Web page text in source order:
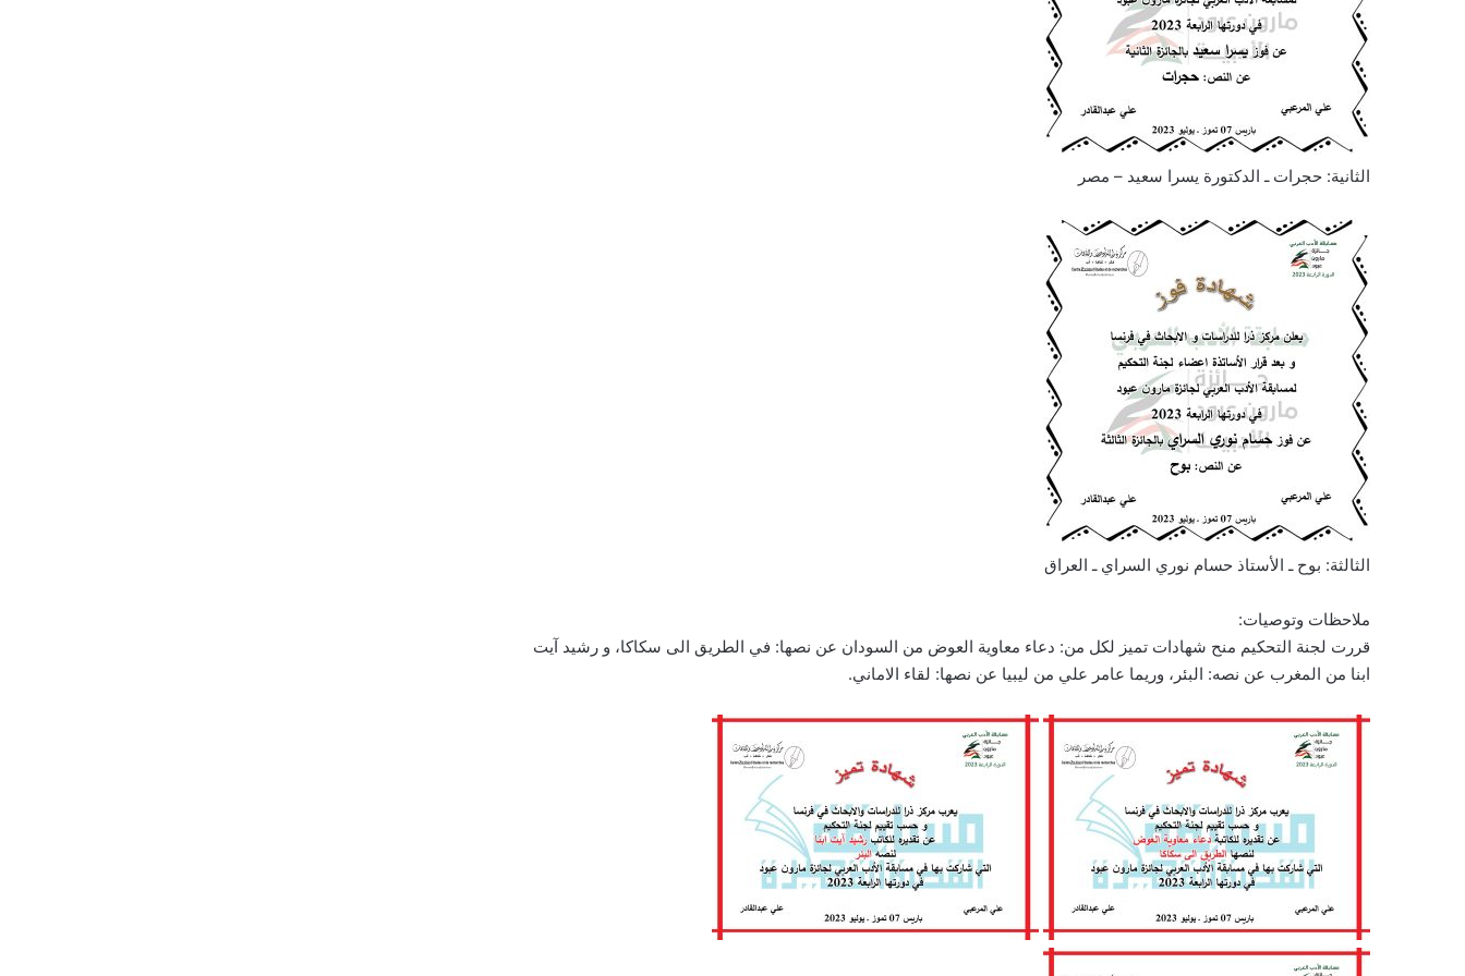
الثانية: حجرات ـ الدكتورة يسرا سعيد – مصر
الثالثة: بوح ـ الأستاذ حسام نوري السراي ـ العراق
ملاحظات وتوصيات:
قررت لجنة التحكيم منح شهادات تميز لكل من: دعاء معاوية العوض من السودان عن نصها: في الطريق الى سكاكا، و رشيد آيت
ابنا من المغرب عن نصه: البئر، وريما عامر علي من ليبيا عن نصها: لقاء الاماني.